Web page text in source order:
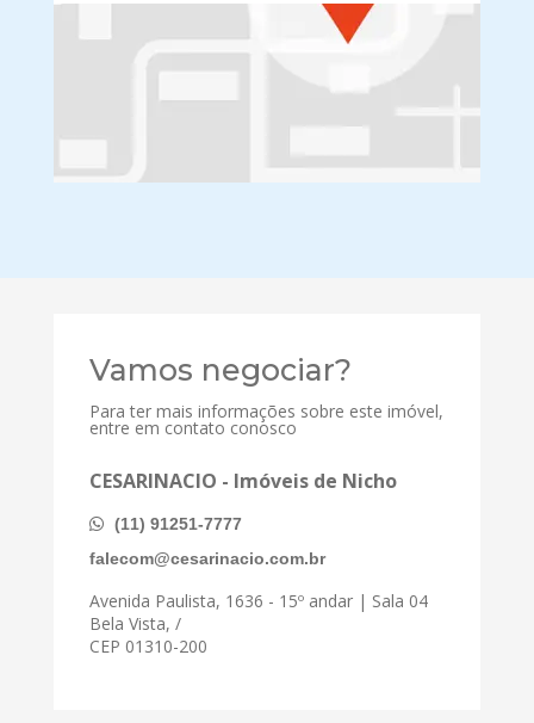
Vamos negociar?
Para ter mais informações sobre este imóvel,
entre em contato conosco
CESARINACIO - Imóveis de Nicho
(11) 91251-7777
falecom@cesarinacio.com.br
Avenida Paulista, 1636 - 15º andar | Sala 04
Bela Vista, /
CEP 01310-200